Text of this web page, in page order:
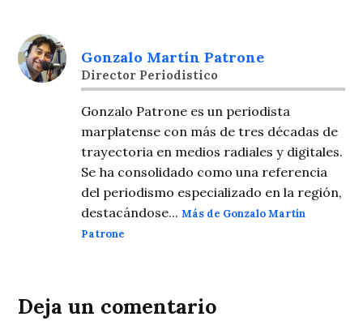
Gonzalo Martín Patrone
Director Periodistico
Gonzalo Patrone es un periodista
marplatense con más de tres décadas de
trayectoria en medios radiales y digitales.
Se ha consolidado como una referencia
del periodismo especializado en la región,
destacándose...Más de Gonzalo Martín
Patrone
Deja un comentario